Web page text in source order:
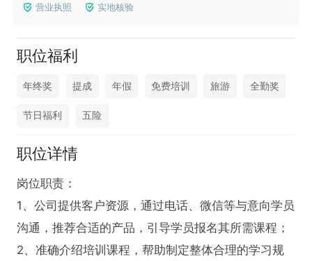
营业执照 实地核验
职位福利
年终奖 提成 年假 免费培训 旅游 全勤奖
节日福利 五险
职位详情
岗位职责：
1、公司提供客户资源，通过电话、微信等与意向学员
沟通，推荐合适的产品，引导学员报名其所需课程；
2、准确介绍培训课程，帮助制定整体合理的学习规